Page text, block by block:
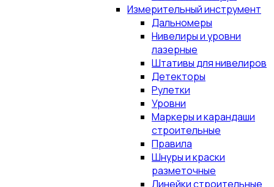
Измерительный инструмент
Дальномеры
Нивелиры и уровни
лазерные
Штативы для нивелиров
Детекторы
Рулетки
Уровни
Маркеры и карандаши
строительные
Правила
Шнуры и краски
разметочные
Линейки строительные